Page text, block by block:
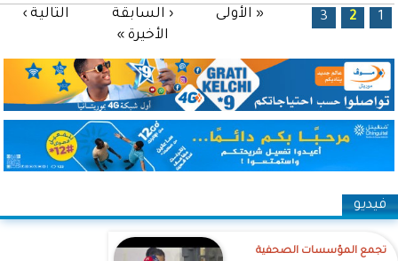
الصفحات « الأولى ‹ السابقة 1
2
3
التالية ›
الأخيرة »
فيديو
تجمع المؤسسات الصحفية